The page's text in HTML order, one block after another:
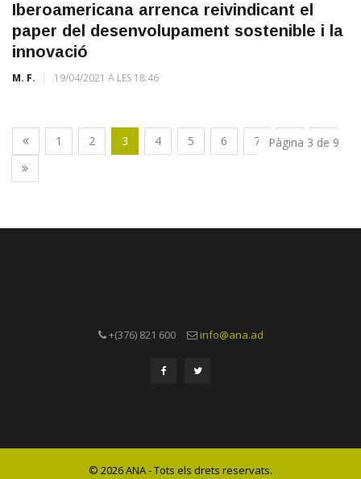
Iberoamericana arrenca reivindicant el
paper del desenvolupament sostenible i la
innovació
M. F. 19/04/2021 A LES 18:46
1 2 3 4 5 6 7 8 9
Pàgina 3 de 9
+(376) 821 600 info@ana.ad
© 2026 ANA - Tots els drets reservats.